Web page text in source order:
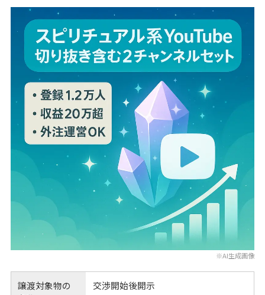
※AI生成画像
譲渡対象物の
交渉開始後開示